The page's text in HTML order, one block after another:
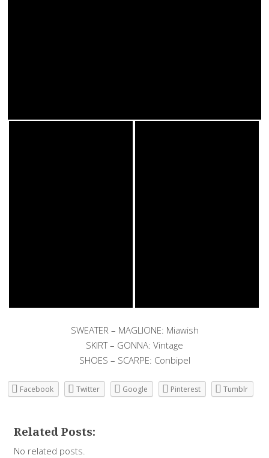
SWEATER – MAGLIONE: Miawish
SKIRT – GONNA: Vintage
SHOES – SCARPE: Conbipel
Facebook Twitter Google Pinterest Tumblr
Related Posts:
No related posts.